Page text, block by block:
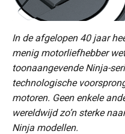
In de afgelopen 40 jaar
menig motorliefhebber
toonaangevende Ninja-
technologische
motoren. Geen enkele
wereldwijd zo’n sterke
Ninja modellen.